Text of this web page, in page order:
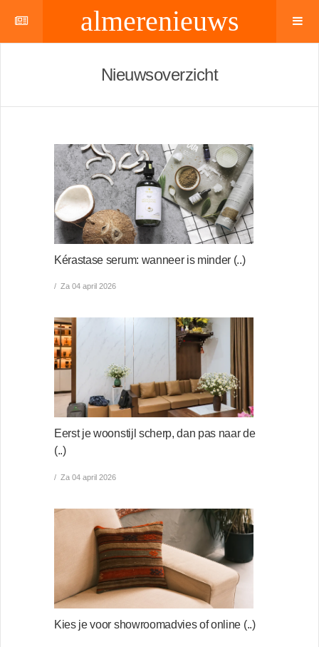
almerenieuws
Nieuwsoverzicht
Kérastase serum: wanneer is minder (..)
Za 04 april 2026
Eerst je woonstijl scherp, dan pas naar de
(..)
Za 04 april 2026
Kies je voor showroomadvies of online (..)